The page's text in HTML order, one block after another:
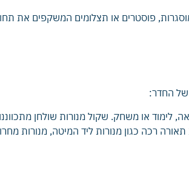
פוסטרים או תצלומים המשקפים את
של החדר:
לימוד או משחק. שקול מנורות שולחן
רכה כגון מנורות ליד המיטה, מנורות